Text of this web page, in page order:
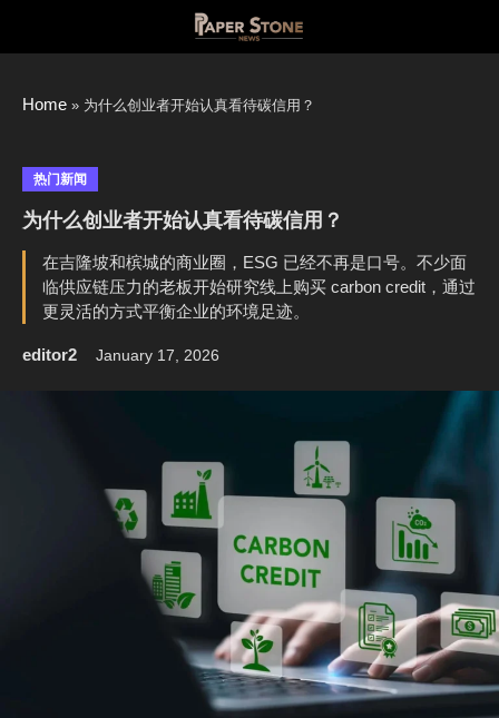
content
Home » 为什么创业者开始认真看待碳信用？
热门新闻
为什么创业者开始认真看待碳信用？
在吉隆坡和槟城的商业圈，ESG 已经不再是口号。不少面
临供应链压力的老板开始研究线上购买 carbon credit，通过
更灵活的方式平衡企业的环境足迹。
editor2 January 17, 2026